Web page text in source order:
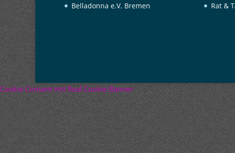
Belladonna e.V. Bremen Rat &
Cookie Consent mit Real Cookie Banner